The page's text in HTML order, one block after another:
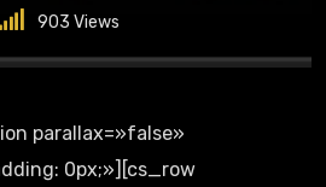
903 Views
0px;»][cs_row